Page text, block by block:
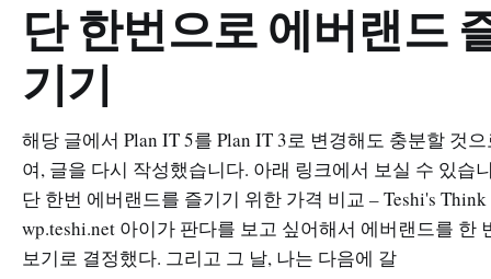
단 한번으로 에버랜드
기기
해당 글에서 Plan IT 5를 Plan IT 3로 변경해도 충분할 것
여, 글을 다시 작성했습니다. 아래 링크에서 보실 수 있습
단 한번 에버랜드를 즐기기 위한 가격 비교 – Teshi's
wp.teshi.net 아이가 판다를 보고 싶어해서 에버랜드를 한
보기로 결정했다. 그리고 그 날, 나는 다음에 갈